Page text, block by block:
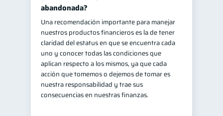
abandonada?
Una recomendación importante para manejar
nuestros productos financieros es la de tener
claridad del estatus en que se encuentra cada
uno y conocer todas las condiciones que
aplican respecto a los mismos, ya que cada
acción que tomemos o dejemos de tomar es
nuestra responsabilidad y trae sus
consecuencias en nuestras finanzas.